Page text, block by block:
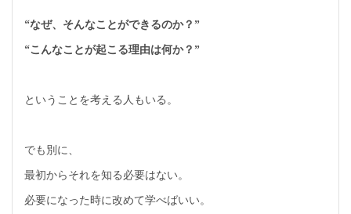
“なぜ、そんなことができるのか？”
“こんなことが起こる理由は何か？”
ということを考える人もいる。
でも別に、
最初からそれを知る必要はない。
必要になった時に改めて学べばいい。